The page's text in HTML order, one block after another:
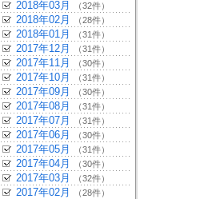
2018年03月 （32件）
2018年02月 （28件）
2018年01月 （31件）
2017年12月 （31件）
2017年11月 （30件）
2017年10月 （31件）
2017年09月 （30件）
2017年08月 （31件）
2017年07月 （31件）
2017年06月 （30件）
2017年05月 （31件）
2017年04月 （30件）
2017年03月 （32件）
2017年02月 （28件）